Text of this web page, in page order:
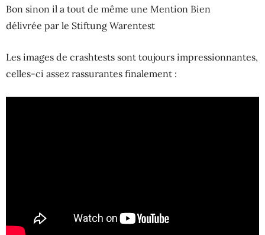
Bon sinon il a tout de même une Mention Bien
délivrée par le Stiftung Warentest
Les images de crashtests sont toujours impressionnantes,
celles-ci assez rassurantes finalement :